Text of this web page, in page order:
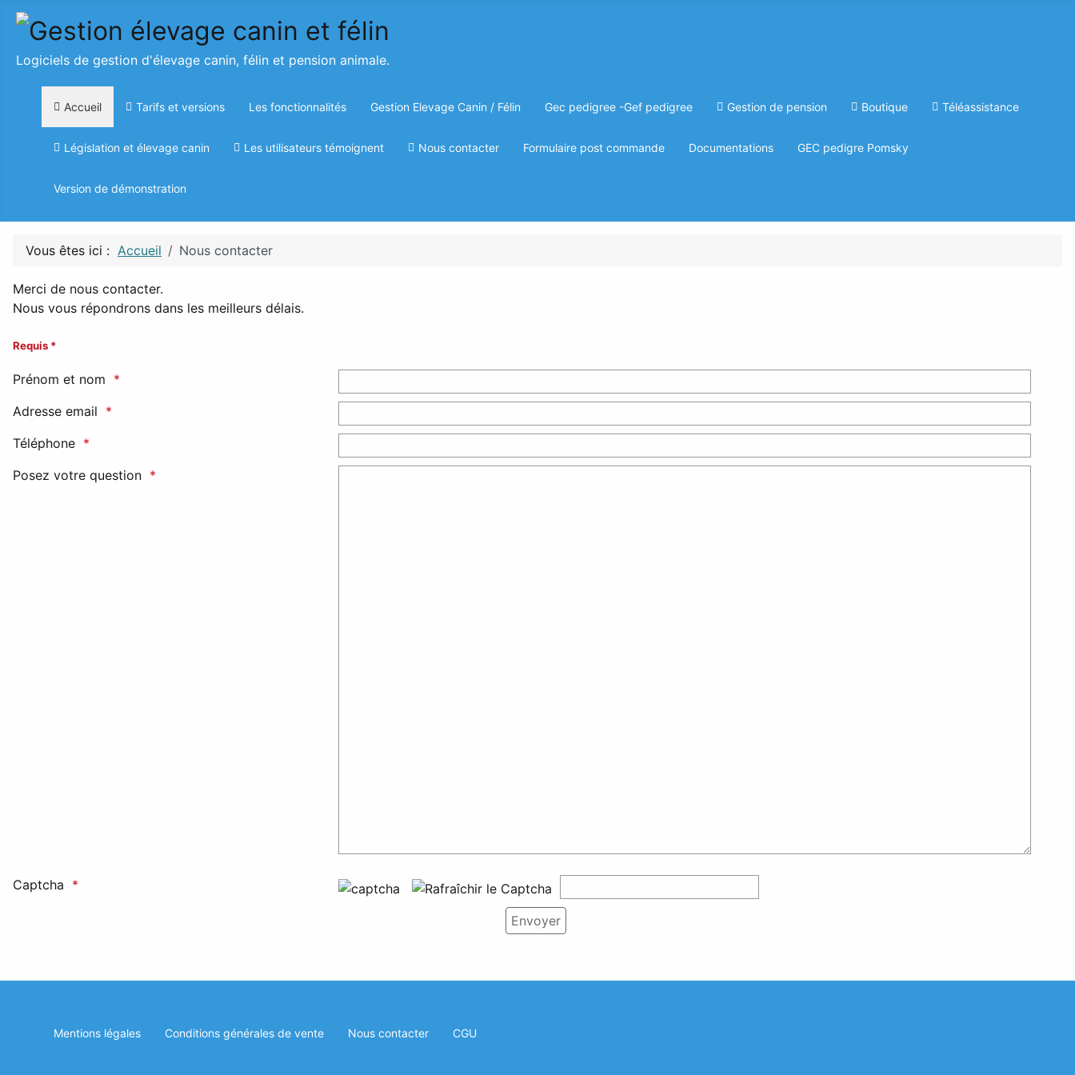
Logiciels de gestion d'élevage canin, félin et pension animale.
Accueil Tarifs et versions Les fonctionnalités Gestion Elevage Canin / Félin Gec pedigree -Gef pedigree Gestion de pension Boutique Téléassistance
Législation et élevage canin Les utilisateurs témoignent Nous contacter Formulaire post commande Documentations GEC pedigre Pomsky
Version de démonstration
Vous êtes ici : Accueil Nous contacter
Merci de nous contacter.
Nous vous répondrons dans les meilleurs délais.
Requis *
Prénom et nom
Adresse email
Téléphone
Posez votre question
Captcha
Mentions légales Conditions générales de vente Nous contacter CGU